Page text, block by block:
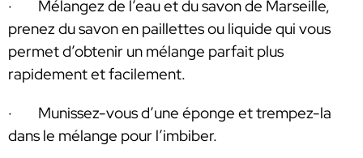
· Mélangez de l’eau et du savon de Marseille,
prenez du savon en paillettes ou liquide qui vous
permet d’obtenir un mélange parfait plus
rapidement et facilement.
· Munissez-vous d’une éponge et trempez-la
dans le mélange pour l’imbiber.